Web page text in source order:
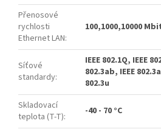
Přenosové
rychlosti
Ethernet LAN:
100,1000,10000
Síťové
standardy:
IEEE 802.1Q, IEEE
802.3ab, IEEE
802.3u
Skladovací
teplota (T-T): -40 - 70 °C